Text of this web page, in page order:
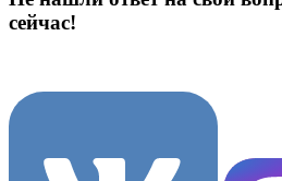
сейчас!